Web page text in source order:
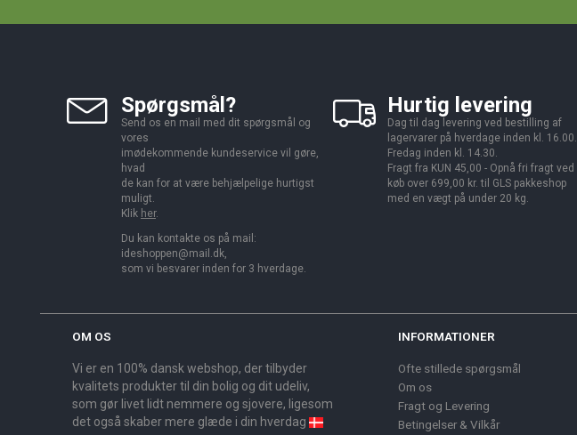
Spørgsmål?
Send os en mail med dit spørgsmål og
vores
imødekommende kundeservice vil gøre,
hvad
de kan for at være behjælpelige hurtigst
muligt.
Klik her.
Du kan kontakte os på mail:
ideshoppen@mail.dk,
som vi besvarer inden for 3 hverdage.
Hurtig levering
Dag til dag levering ved bestilling af
lagervarer på hverdage inden kl. 16.00.
Fredag inden kl. 14.30.
Fragt fra KUN 45,00 - Opnå fri fragt ved
køb over 699,00 kr. til GLS pakkeshop
med en vægt på under 20 kg.
OM OS
Vi er en 100% dansk webshop, der tilbyder
kvalitets produkter til din bolig og dit udeliv,
som gør livet lidt nemmere og sjovere, ligesom
det også skaber mere glæde i din hverdag
INFORMATIONER
Ofte stillede spørgsmål
Om os
Fragt og Levering
Betingelser & Vilkår